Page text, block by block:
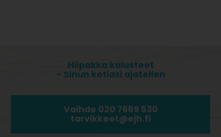
Hiipakka kalusteet
- Sinun kotiasi ajatellen
Vaihde 020 7689 530
tarvikkeet@ejh.fi